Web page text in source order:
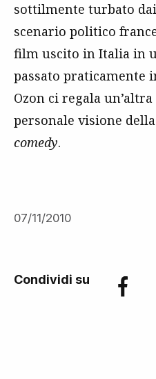
sottilmente turbato
scenario politico
film uscito in Italia in
passato praticamente
Ozon ci regala
personale visione
comedy.
07/11/2010
Condividi su